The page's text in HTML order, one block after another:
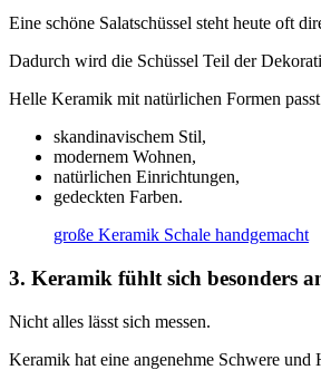
Eine schöne Salatschüssel steht heute oft
Dadurch wird die Schüssel Teil der
Helle Keramik mit natürlichen Formen
skandinavischem Stil,
modernem Wohnen,
natürlichen Einrichtungen,
gedeckten Farben.
große Keramik Schale handgemacht
3. Keramik fühlt sich besonders
Nicht alles lässt sich messen.
Keramik hat eine angenehme Schwere und